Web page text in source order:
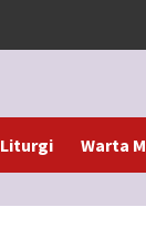
Liturgi Warta